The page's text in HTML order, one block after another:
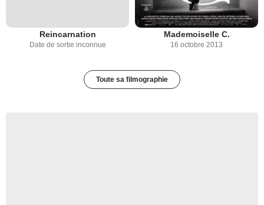
Reincarnation
Date de sortie inconnue
Mademoiselle C.
16 octobre 2013
Toute sa filmographie